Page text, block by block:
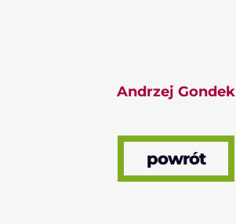
Andrzej Gondek
powrót